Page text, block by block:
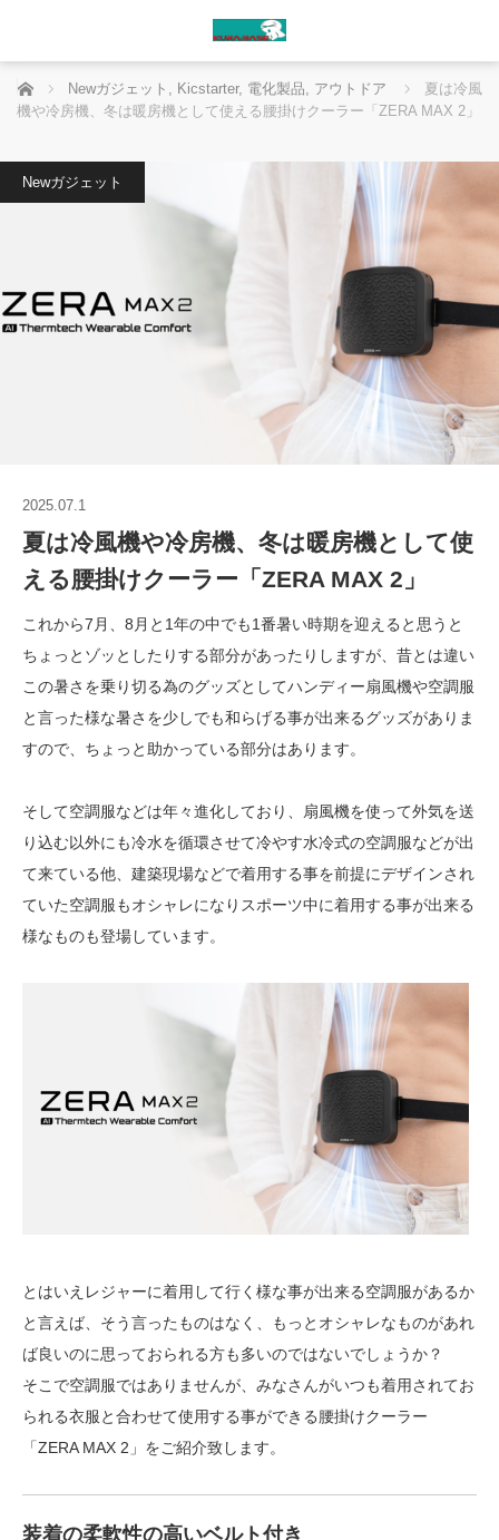
ホーム Newガジェット , Kicstarter, 電化製品, アウトドア
夏は冷風
機や冷房機、冬は暖房機として使える腰掛けクーラー「ZERA MAX 2」
Newガジェット
2025.07.1
夏は冷風機や冷房機、冬は暖房機として使
える腰掛けクーラー「ZERA MAX 2」
これから7月、8月と1年の中でも1番暑い時期を迎えると思うと
ちょっとゾッとしたりする部分があったりしますが、昔とは違い
この暑さを乗り切る為のグッズとしてハンディー扇風機や空調服
と言った様な暑さを少しでも和らげる事が出来るグッズがありま
すので、ちょっと助かっている部分はあります。
そして空調服などは年々進化しており、扇風機を使って外気を送
り込む以外にも冷水を循環させて冷やす水冷式の空調服などが出
て来ている他、建築現場などで着用する事を前提にデザインされ
ていた空調服もオシャレになりスポーツ中に着用する事が出来る
様なものも登場しています。
とはいえレジャーに着用して行く様な事が出来る空調服があるか
と言えば、そう言ったものはなく、もっとオシャレなものがあれ
ば良いのに思っておられる方も多いのではないでしょうか？
そこで空調服ではありませんが、みなさんがいつも着用されてお
られる衣服と合わせて使用する事ができる腰掛けクーラー
「ZERA MAX 2」をご紹介致します。
装着の柔軟性の高いベルト付き